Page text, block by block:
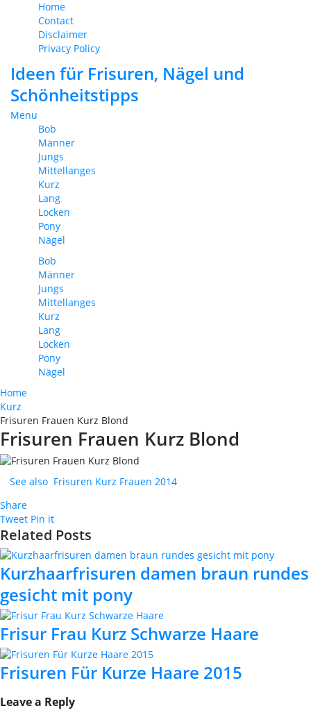
Home
Contact
Disclaimer
Privacy Policy
Ideen für Frisuren, Nägel und
Schönheitstipps
Menu
Bob
Männer
Jungs
Mittellanges
Kurz
Lang
Locken
Pony
Nägel
Bob
Männer
Jungs
Mittellanges
Kurz
Lang
Locken
Pony
Nägel
Home
Kurz
Frisuren Frauen Kurz Blond
Frisuren Frauen Kurz Blond
See also Frisuren Kurz Frauen 2014
Share
Tweet Pin it
Related Posts
Kurzhaarfrisuren damen braun rundes
gesicht mit pony
Frisur Frau Kurz Schwarze Haare
Frisuren Für Kurze Haare 2015
Leave a Reply